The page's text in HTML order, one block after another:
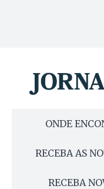
ONDE
RECEBA AS
RECEBA